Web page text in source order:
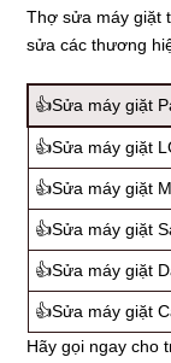
Thợ sửa máy giặt
sửa các thương
👍Sửa máy giặt
👍Sửa máy giặt
👍Sửa máy giặt
👍Sửa máy giặt
👍Sửa máy giặt
👍Sửa máy giặt
Hãy gọi ngay cho